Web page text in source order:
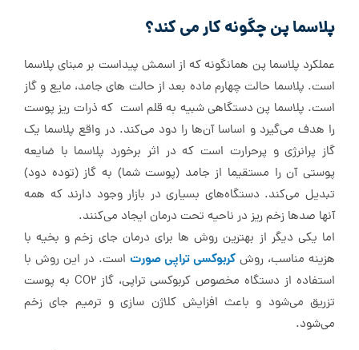
پلاسما پن چگونه کار می کند؟
عملکرد پلاسما پن همانگونه که از اسمش پیداست بر مبنای پلاسما
است. پلاسما حالت چهارم ماده بعد از حالت های جامد، مایع و گاز
است. پلاسما پن دستگاهی شبیه به قلم است که ذرات ریز پوست
را هدف می‌گیرد و اساسا آن‌ها را دود می‌کند. در واقع پلاسما یک
گاز پرانرژی و پرحرارت است که در اثر برخورد پلاسما با ضایعه
پوستی آن را مستقیما از جامد (پوست شما) به گاز (توده دود)
تبدیل می‌کند. دستگاه‌های بسیاری در بازار وجود دارند که همه
آنها صدها زخم ریز در ناحیه تحت درمان ایجاد می‌کنند.
اما یکی دیگر از بهترین روش ها برای درمان جای زخم و بخیه با
هزینه مناسب، روش کربوکسی تراپی صورت است. در این روش با
استفاده از دستگاه مخصوص کربوکسی تراپی، گاز CO2 به پوست
تزریق می‌شود و باعث افزایش کلاژن سازی و ترمیم جای زخم
می‌شود.